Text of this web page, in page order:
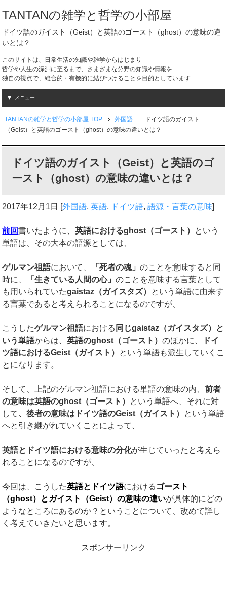
TANTANの雑学と哲学の小部屋
ドイツ語のガイスト（Geist）と英語のゴースト（ghost）の意味の違
いとは？
このサイトは、日常生活の知識や雑学からはじまり
哲学や人生の深淵に至るまで、さまざまな分野の知識や情報を
独自の視点で、総合的・有機的に結びつけることを目的としています
メニュー
TANTANの雑学と哲学の小部屋 TOP 外国語
ドイツ語のガイスト
（Geist）と英語のゴースト（ghost）の意味の違いとは？
ドイツ語のガイスト（Geist）と英語のゴ
ースト（ghost）の意味の違いとは？
2017年12月1日 [外国語,英語, ドイツ語,語源・言葉の意味]
前回書いたように、英語におけるghost （ゴースト） という
単語は、その大本の語源としては、
ゲルマン祖語において、 「死者の魂」のことを意味すると同
時に、
「生きている人間の心」のことを意味する言葉として
も用いられていたgaistaz （ガイスタズ） という単語に由来す
る言葉であると考えられることになるのですが、
こうしたゲルマン祖語における 同じgaistaz （ガイスタズ）と
いう単語からは、英語のghost （ゴースト）のほかに、
ドイ
ツ語におけるGeist （ガイスト） という単語も派生していくこ
とになります。
そして、上記のゲルマン祖語における単語の意味の内、前者
の意味は英語のghost （ゴースト） という単語へ、それに対
して、後者の意味はドイツ語のGeist （ガイスト） という単語
へと引き継がれていくことによって、
英語とドイツ語における意味の分化が生じていったと考えら
れることになるのですが、
今回は、こうした英語とドイツ語における ゴースト
（ghost） と ガイスト（Geist）の意味の違いが具体的にどの
ようなところにあるのか？ということについて、改めて詳し
く考えていきたいと思います。
スポンサーリンク